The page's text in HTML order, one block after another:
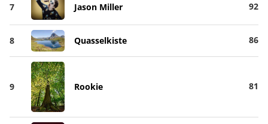
7 Jason Miller 92
8 Quasselkiste 86
9 Rookie 81